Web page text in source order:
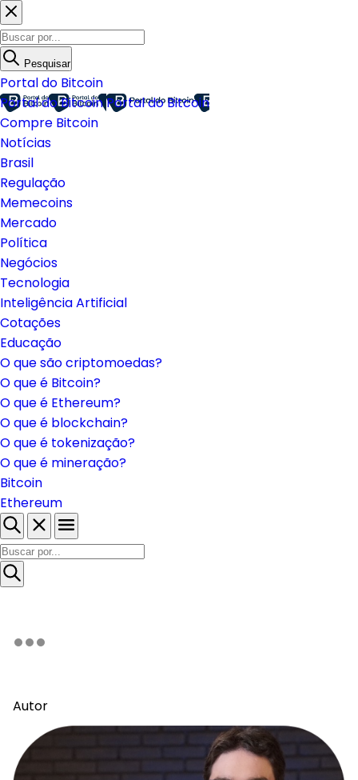
Pesquisar
Portal do Bitcoin
Portal do BitcoinPortal do Bitcoin
Compre Bitcoin
Notícias
Brasil
Regulação
Memecoins
Mercado
Política
Negócios
Tecnologia
Inteligência Artificial
Cotações
Educação
O que são criptomoedas?
O que é Bitcoin?
O que é Ethereum?
O que é blockchain?
O que é tokenização?
O que é mineração?
Bitcoin
Ethereum
Autor